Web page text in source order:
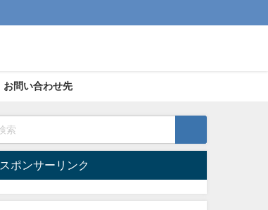
お問い合わせ先
スポンサーリンク